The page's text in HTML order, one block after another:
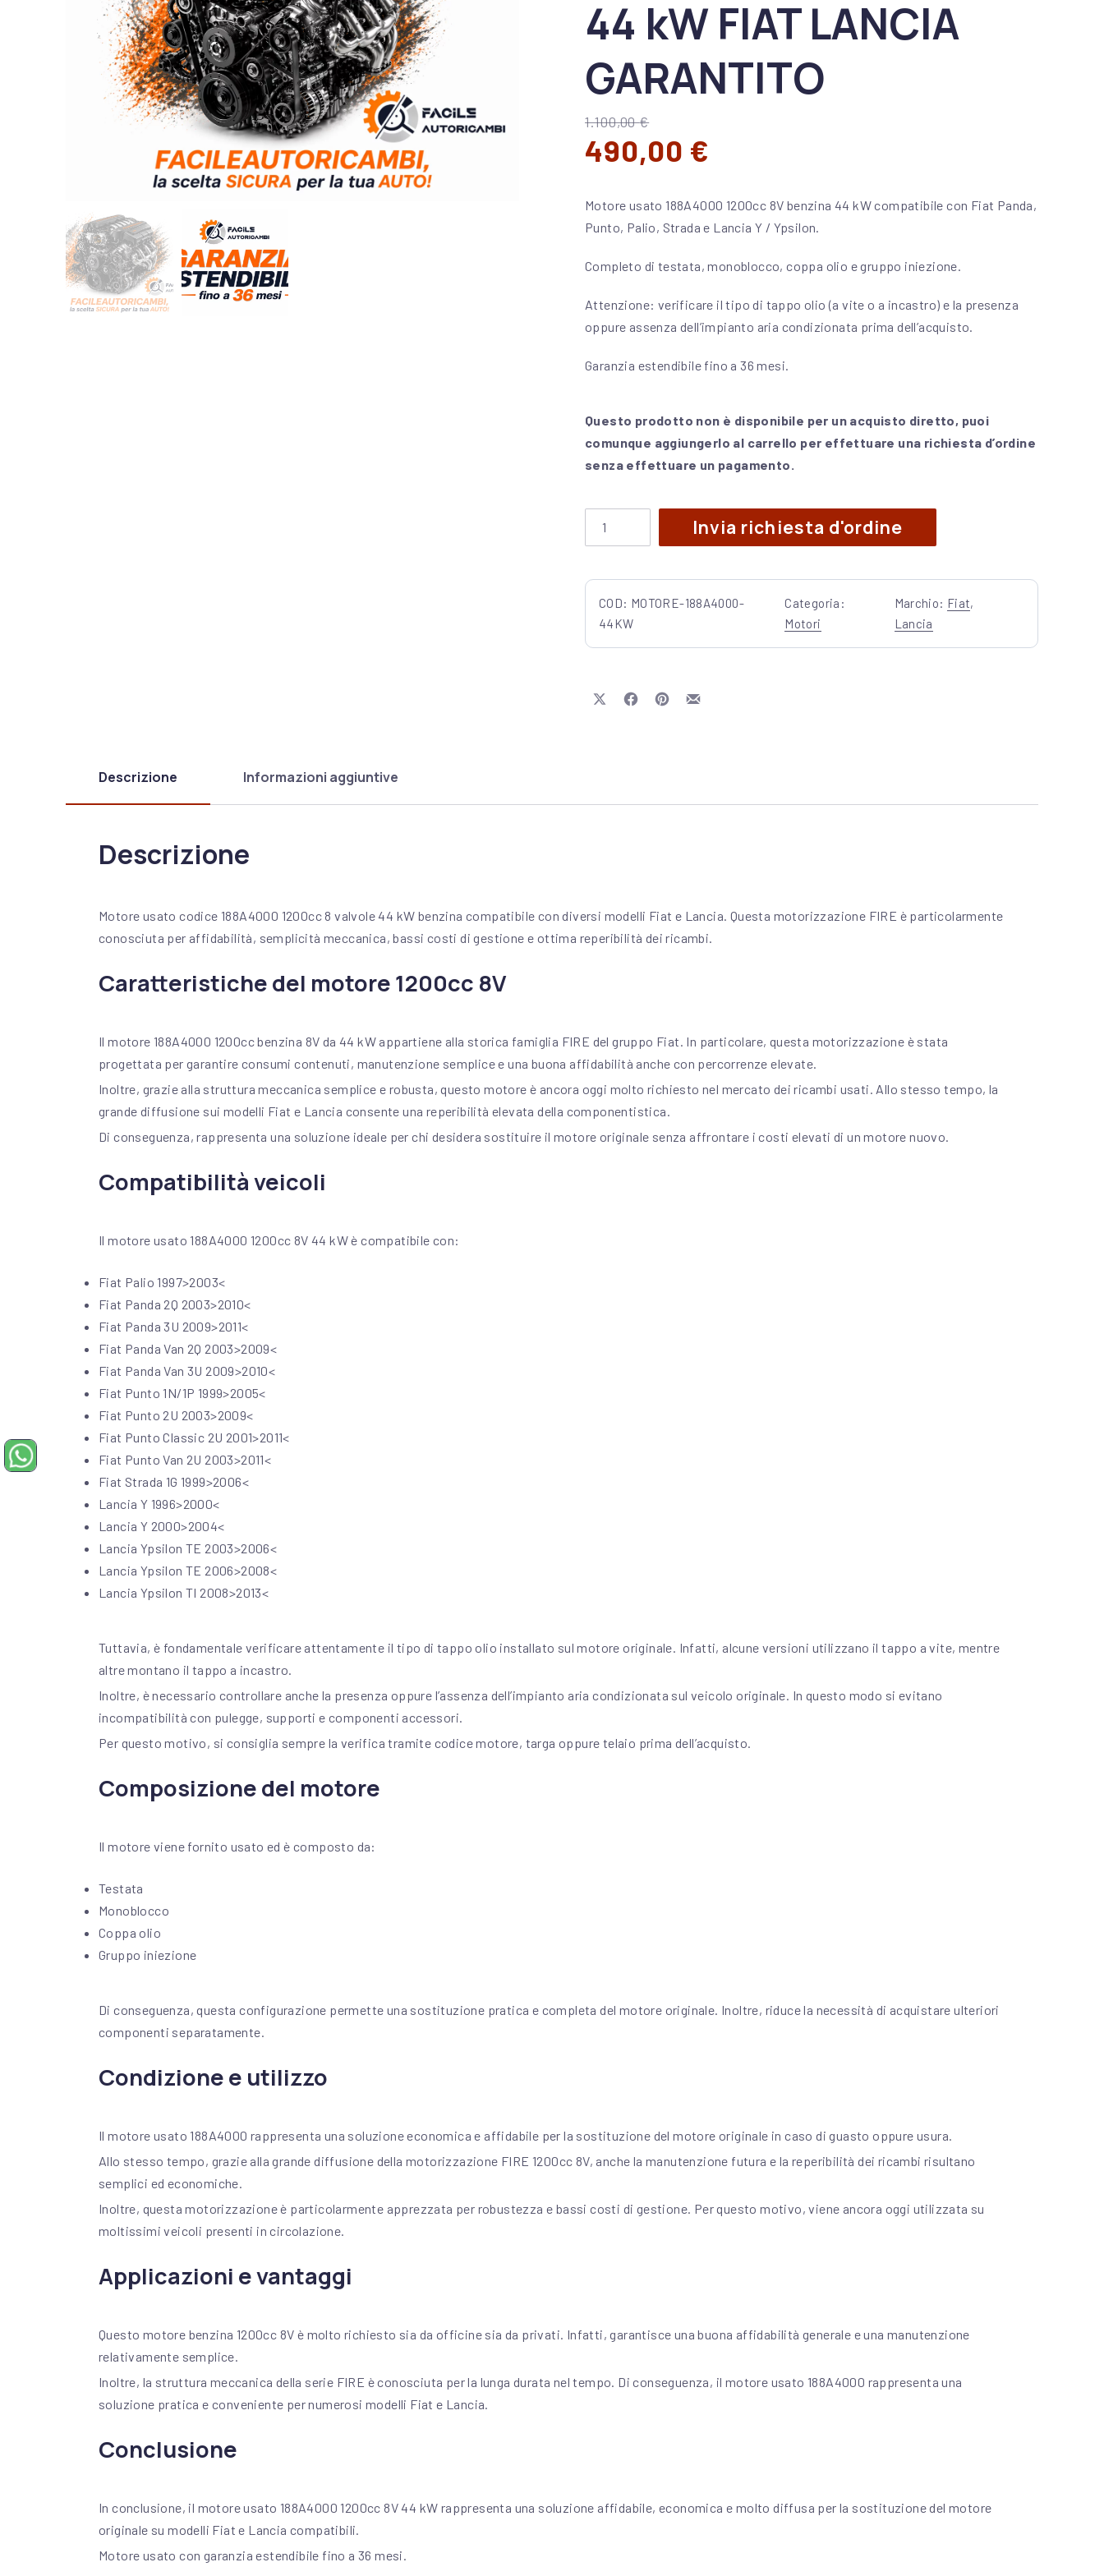
44 kW FIAT LANCIA
GARANTITO
1.100,00€
Il prezzo originale era: 1.100,00 €.
490,00 €
Motore usato 188A4000 1200cc 8V benzina 44 kW compatibile con Fiat Panda,
Punto, Palio, Strada e Lancia Y / Ypsilon.
Completo di testata, monoblocco, coppa olio e gruppo iniezione.
Attenzione: verificare il tipo di tappo olio (a vite o a incastro) e la presenza
oppure assenza dell’impianto aria condizionata prima dell’acquisto.
Garanzia estendibile fino a 36 mesi.
Questo prodotto non è disponibile per un acquisto diretto, puoi
comunque aggiungerlo al carrello per effettuare una richiesta d’ordine
senza effettuare un pagamento.
MOTORE USATO 188A4000 1200cc 8V 44 kW FIAT LANCIA GARANTITO
Invia richiesta d'ordine
COD: MOTORE-188A4000-
44KW
Categoria:
Motori
Marchio: Fiat,
Lancia
Share on XShare on Facebook
Share on Pinterest
Share by Email
Descrizione Informazioni aggiuntive
Descrizione
Motore usato codice 188A4000 1200cc 8 valvole 44 kW benzina compatibile con diversi modelli Fiat e Lancia. Questa motorizzazione FIRE è particolarmente
conosciuta per affidabilità, semplicità meccanica, bassi costi di gestione e ottima reperibilità dei ricambi.
Caratteristiche del motore 1200cc 8V
Il motore 188A4000 1200cc benzina 8V da 44 kW appartiene alla storica famiglia FIRE del gruppo Fiat. In particolare, questa motorizzazione è stata
progettata per garantire consumi contenuti, manutenzione semplice e una buona affidabilità anche con percorrenze elevate.
Inoltre, grazie alla struttura meccanica semplice e robusta, questo motore è ancora oggi molto richiesto nel mercato dei ricambi usati. Allo stesso tempo, la
grande diffusione sui modelli Fiat e Lancia consente una reperibilità elevata della componentistica.
Di conseguenza, rappresenta una soluzione ideale per chi desidera sostituire il motore originale senza affrontare i costi elevati di un motore nuovo.
Compatibilità veicoli
Il motore usato 188A4000 1200cc 8V 44 kW è compatibile con:
Fiat Palio 1997>2003<
Fiat Panda 2Q 2003>2010<
Fiat Panda 3U 2009>2011<
Fiat Panda Van 2Q 2003>2009<
Fiat Panda Van 3U 2009>2010<
Fiat Punto 1N/1P 1999>2005<
Fiat Punto 2U 2003>2009<
Fiat Punto Classic 2U 2001>2011<
Fiat Punto Van 2U 2003>2011<
Fiat Strada 1G 1999>2006<
Lancia Y 1996>2000<
Lancia Y 2000>2004<
Lancia Ypsilon TE 2003>2006<
Lancia Ypsilon TE 2006>2008<
Lancia Ypsilon TI 2008>2013<
Tuttavia, è fondamentale verificare attentamente il tipo di tappo olio installato sul motore originale. Infatti, alcune versioni utilizzano il tappo a vite, mentre
altre montano il tappo a incastro.
Inoltre, è necessario controllare anche la presenza oppure l’assenza dell’impianto aria condizionata sul veicolo originale. In questo modo si evitano
incompatibilità con pulegge, supporti e componenti accessori.
Per questo motivo, si consiglia sempre la verifica tramite codice motore, targa oppure telaio prima dell’acquisto.
Composizione del motore
Il motore viene fornito usato ed è composto da:
Testata
Monoblocco
Coppa olio
Gruppo iniezione
Di conseguenza, questa configurazione permette una sostituzione pratica e completa del motore originale. Inoltre, riduce la necessità di acquistare ulteriori
componenti separatamente.
Condizione e utilizzo
Il motore usato 188A4000 rappresenta una soluzione economica e affidabile per la sostituzione del motore originale in caso di guasto oppure usura.
Allo stesso tempo, grazie alla grande diffusione della motorizzazione FIRE 1200cc 8V, anche la manutenzione futura e la reperibilità dei ricambi risultano
semplici ed economiche.
Inoltre, questa motorizzazione è particolarmente apprezzata per robustezza e bassi costi di gestione. Per questo motivo, viene ancora oggi utilizzata su
moltissimi veicoli presenti in circolazione.
Applicazioni e vantaggi
Questo motore benzina 1200cc 8V è molto richiesto sia da officine sia da privati. Infatti, garantisce una buona affidabilità generale e una manutenzione
relativamente semplice.
Inoltre, la struttura meccanica della serie FIRE è conosciuta per la lunga durata nel tempo. Di conseguenza, il motore usato 188A4000 rappresenta una
soluzione pratica e conveniente per numerosi modelli Fiat e Lancia.
Conclusione
In conclusione, il motore usato 188A4000 1200cc 8V 44 kW rappresenta una soluzione affidabile, economica e molto diffusa per la sostituzione del motore
originale su modelli Fiat e Lancia compatibili.
Motore usato con garanzia estendibile fino a 36 mesi.
Precedente
Chiedi un ricambio su WhatsApp (si apre in una nuova finestra)